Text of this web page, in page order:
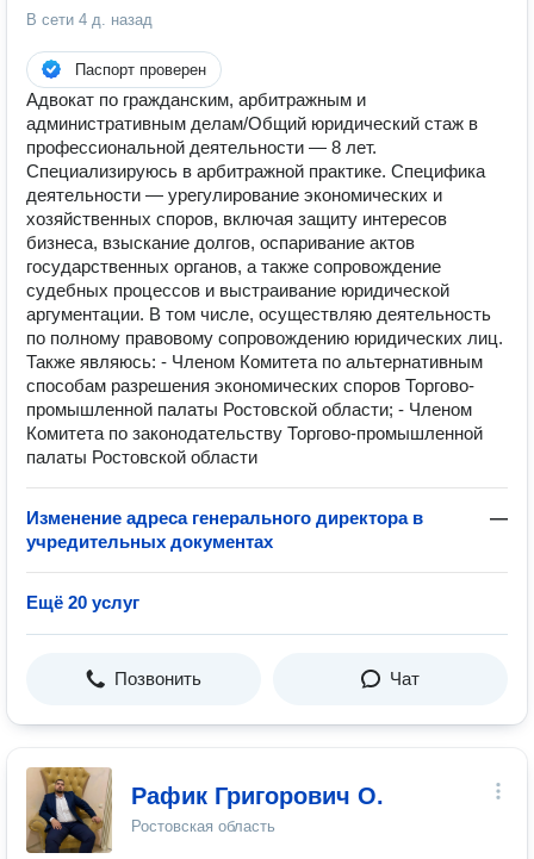
В сети 4 д. назад
Паспорт проверен
Адвокат по гражданским, арбитражным и
административным делам/Общий юридический стаж в
профессиональной деятельности — 8 лет.
Специализируюсь в арбитражной практике. Специфика
деятельности — урегулирование экономических и
хозяйственных споров, включая защиту интересов
бизнеса, взыскание долгов, оспаривание актов
государственных органов, а также сопровождение
судебных процессов и выстраивание юридической
аргументации. В том числе, осуществляю деятельность
по полному правовому сопровождению юридических лиц.
Также являюсь: - Членом Комитета по альтернативным
способам разрешения экономических споров Торгово-
промышленной палаты Ростовской области; - Членом
Комитета по законодательству Торгово-промышленной
палаты Ростовской области
Изменение адреса генерального директора в
учредительных документах
—
Ещё 20 услуг
Позвонить Чат
Рафик Григорович О.
Ростовская область